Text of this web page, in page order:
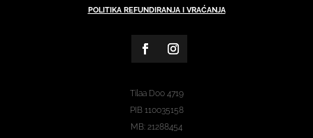
POLITIKA REFUNDIRANJA I VRAĆANJA
Tilaa Doo 4719
PIB 110035158
MB: 21288454